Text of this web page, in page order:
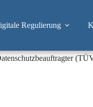
Regulierung